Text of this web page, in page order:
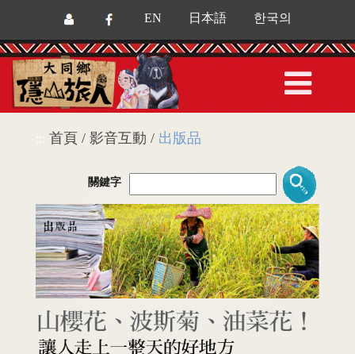
EN 日本語 한국의
首頁 / 影音互動 / 出版品
關鍵字